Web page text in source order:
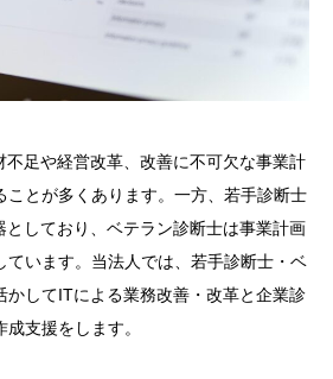
足や経営改革、改善に不可欠な事業計
ことが多くあります。一方、若手診断士
しており、ベテラン診断士は事業計画
ています。当法人では、若手診断士・ベ
かしてITによる業務改善・改革と企業診
支援をします。